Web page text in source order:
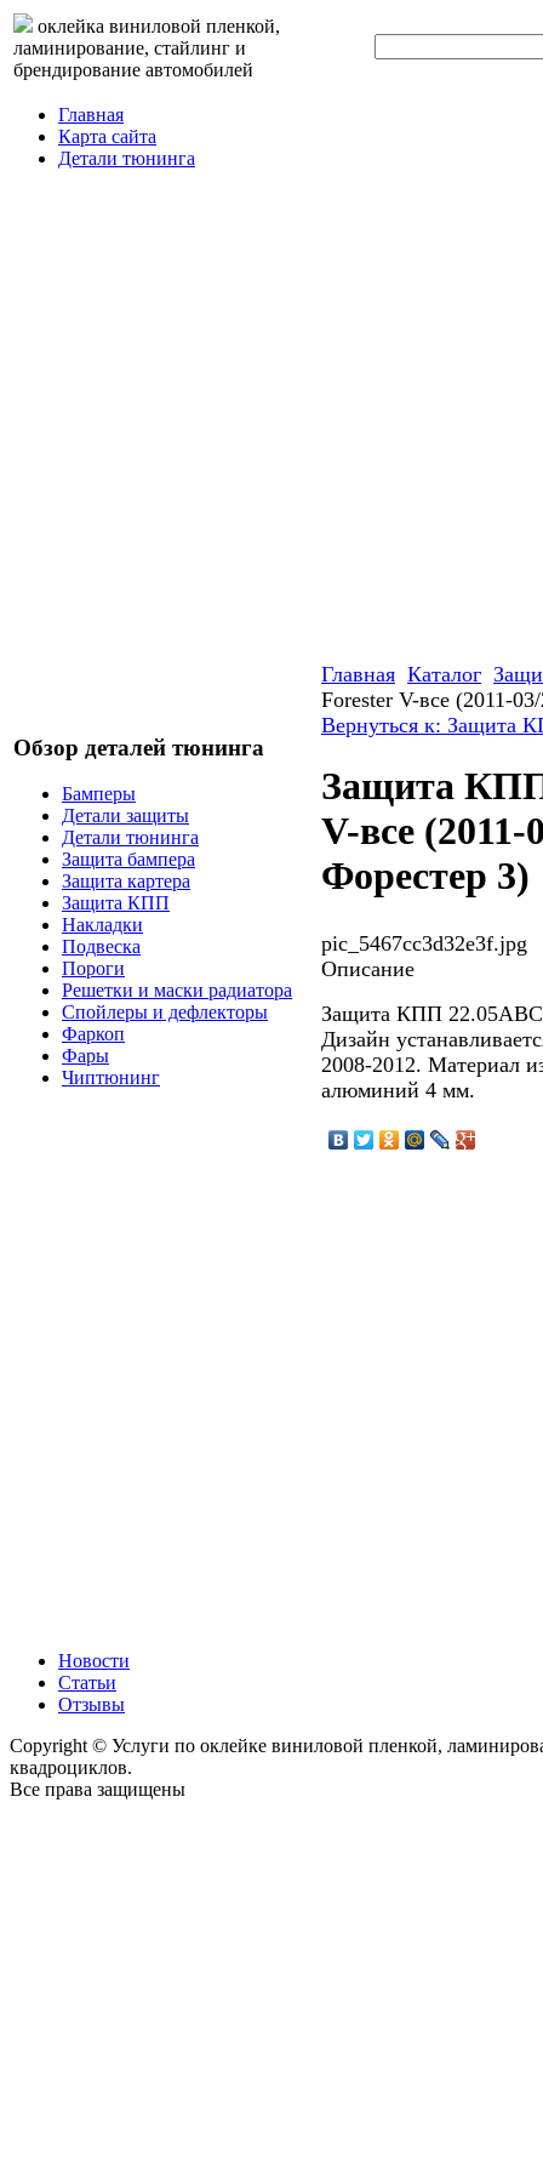
оклейка виниловой пленкой,
ламинирование, стайлинг и
брендирование автомобилей
Главная
Карта сайта
Детали тюнинга
Обзор деталей тюнинга
Бамперы
Детали защиты
Детали тюнинга
Защита бампера
Защита картера
Защита КПП
Накладки
Подвеска
Пороги
Решетки и маски радиатора
Спойлеры и дефлекторы
Фаркоп
Фары
Чиптюнинг
Главная Каталог
Forester V-все (2011-
Вернуться к: Защита
Защита
V-все
Форестер 3)
pic_5467cc3d32e3f.jpg
Описание
Защита КПП 22.05ABC
Дизайн
2008-2012. Материал
алюминий 4 мм.
Новости
Статьи
Отзывы
Copyright © Услуги по оклейке виниловой пленкой,
квадроциклов.
Все права защищены